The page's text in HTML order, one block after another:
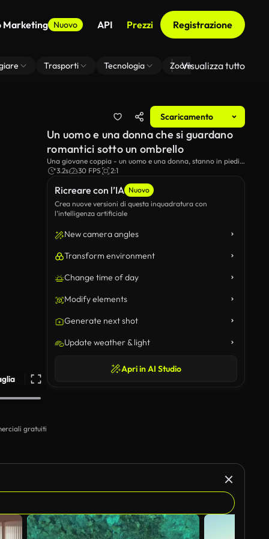
Marketing Nuovo API Prezzi Registrazione
Trasporti Tecnologia Zoom Di Sfondo Virtuale
Visualizza tutto
Scaricamento
gratuiti
Ricreare con l’IA Nuovo
Crea nuove versioni di questa inquadratura con
l’intelligenza artificiale
New camera angles
Transform environment
Change time of day
Modify elements
Generate next shot
Update weather & light
Apri in AI Studio
Un uomo e una donna che si guardano
romantici sotto un ombrello
Una giovane coppia - un uomo e una donna, stanno in piedi
nella pioggia, condividendo un ombrello, guardandosi l'un
3.2s 30 FPS 2:1